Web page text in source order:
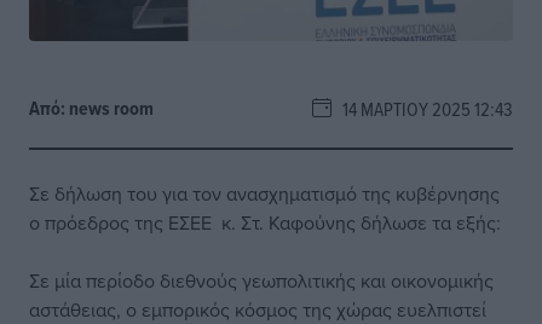
Από: news room 14 ΜΑΡΤΊΟΥ 2025 12:43
Σε δήλωση του για τον ανασχηματισμό της κυβέρνησης
ο πρόεδρος της ΕΣΕΕ κ. Στ. Καφούνης δήλωσε τα εξής:
Σε μία περίοδο διεθνούς γεωπολιτικής και οικονομικής
αστάθειας, ο εμπορικός κόσμος της χώρας ευελπιστεί